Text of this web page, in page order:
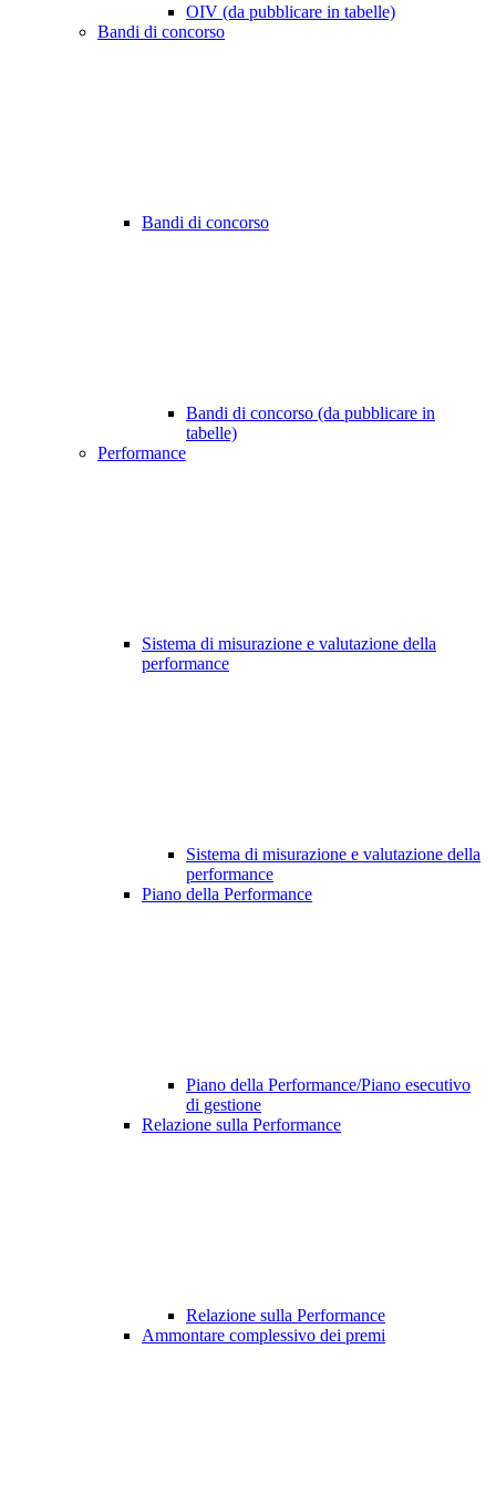
OIV (da pubblicare in tabelle)
Bandi di concorso
Bandi di concorso
Bandi di concorso (da pubblicare in
tabelle)
Performance
Sistema di misurazione e valutazione della
performance
Sistema di misurazione e valutazione della
performance
Piano della Performance
Piano della Performance/Piano esecutivo
di gestione
Relazione sulla Performance
Relazione sulla Performance
Ammontare complessivo dei premi